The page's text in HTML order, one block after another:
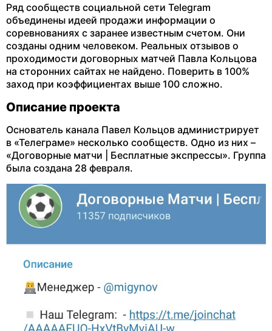
Ряд сообществ социальной сети Telegram
объединены идеей продажи информации о
соревнованиях с заранее известным счетом. Они
созданы одним человеком. Реальных отзывов о
проходимости договорных матчей Павла Кольцова
на сторонних сайтах не найдено. Поверить в 100%
заход при коэффициентах выше 100 сложно.
Описание проекта
Основатель канала Павел Кольцов администрирует
в «Телеграме» несколько сообществ. Одно из них –
«Договорные матчи | Бесплатные экспрессы». Группа
была создана 28 февраля.